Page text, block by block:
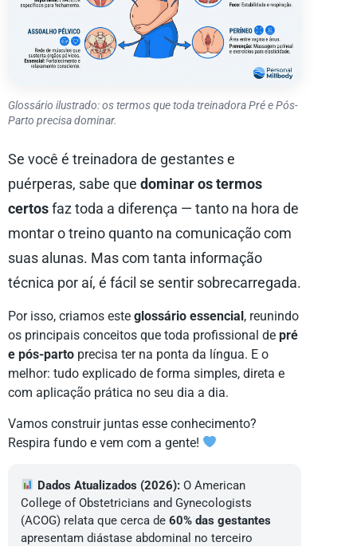
Glossário ilustrado: os termos que toda treinadora Pré e Pós-
Parto precisa dominar.
Se você é treinadora de gestantes e
puérperas, sabe que dominar os termos
certos faz toda a diferença — tanto na hora de
montar o treino quanto na comunicação com
suas alunas. Mas com tanta informação
técnica por aí, é fácil se sentir sobrecarregada.
Por isso, criamos este glossário essencial, reunindo
os principais conceitos que toda profissional de pré
e pós-parto precisa ter na ponta da língua. E o
melhor: tudo explicado de forma simples, direta e
com aplicação prática no seu dia a dia.
Vamos construir juntas esse conhecimento?
Respira fundo e vem com a gente!
Dados Atualizados (2026): O American
College of Obstetricians and Gynecologists
(ACOG) relata que cerca de 60% das gestantes
apresentam diástase abdominal no terceiro